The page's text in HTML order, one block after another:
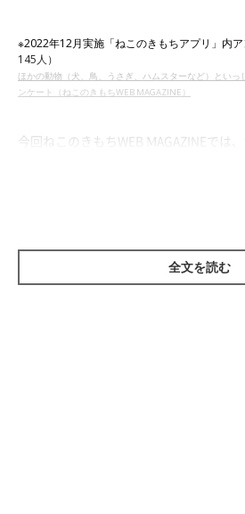
※2022年12月実施「ねこのきもちアプリ」内
145人）
ほかの動物（犬、鳥、うさぎ、ハムスターなど）といっ
ンケート（ねこのきもちWEB MAGAZINE）
今回ねこのきもちWEB MAGAZINEでは
全文を読む